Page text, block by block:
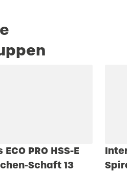
PRO HSS-E
Schaft 13